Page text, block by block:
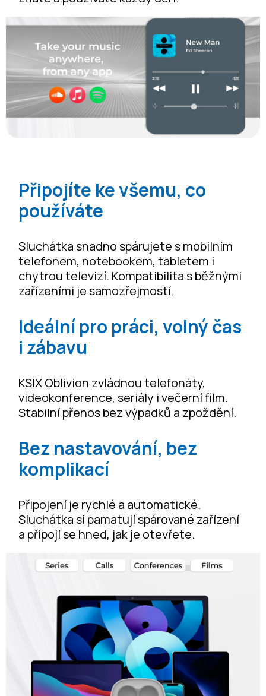
Připojíte ke všemu, co
používáte
Sluchátka snadno spárujete s mobilním
telefonem, notebookem, tabletem i
chytrou televizí. Kompatibilita s běžnými
zařízeními je samozřejmostí.
Ideální pro práci, volný čas
i zábavu
KSIX Oblivion zvládnou telefonáty,
videokonference, seriály i večerní film.
Stabilní přenos bez výpadků a zpoždění.
Bez nastavování, bez
komplikací
Připojení je rychlé a automatické.
Sluchátka si pamatují spárované zařízení
a připojí se hned, jak je otevřete.